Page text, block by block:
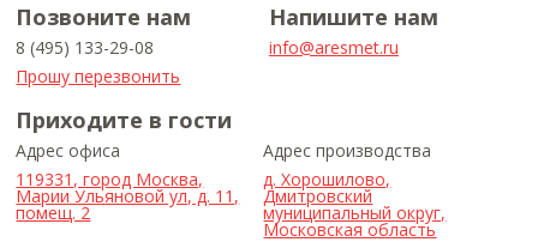
Позвоните нам
8 (495) 133-29-08
Прошу перезвонить
Напишите нам
info@aresmet.ru
Приходите в гости
Адрес офиса
119331, город Москва,
Марии Ульяновой ул, д. 11,
помещ. 2
Адрес производства
д. Хорошилово,
Дмитровский
муниципальный округ,
Московская область